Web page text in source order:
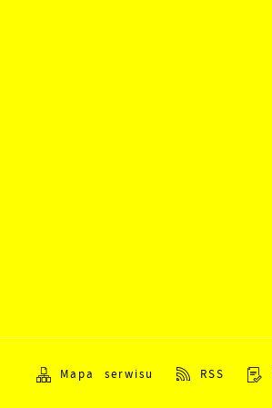
Mapa serwisu RSS